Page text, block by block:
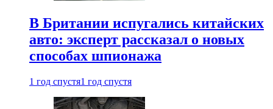
В Британии испугались китайских
авто: эксперт рассказал о новых
способах шпионажа
1 год спустя1 год спустя